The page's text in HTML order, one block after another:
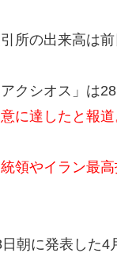
所の出来高は
クシオス」は28
に達したと報
統領やイラン最
朝に発表した